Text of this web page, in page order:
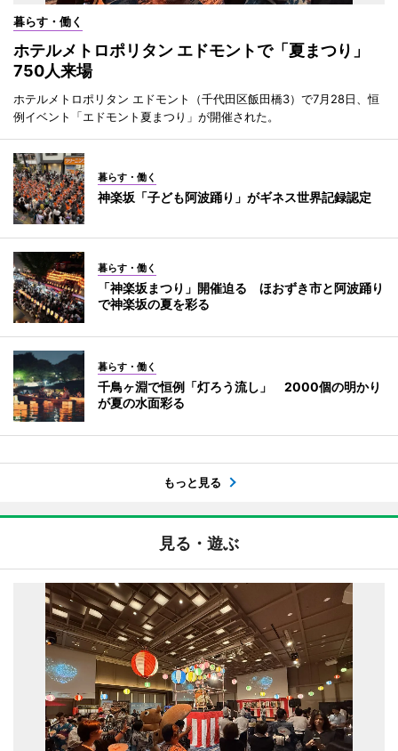
暮らす・働く
ホテルメトロポリタン エドモントで「夏まつり」
750人来場
ホテルメトロポリタン エドモント（千代田区飯田橋3）で7月28日、恒
例イベント「エドモント夏まつり」が開催された。
暮らす・働く
神楽坂「子ども阿波踊り」がギネス世界記録認定
暮らす・働く
「神楽坂まつり」開催迫る ほおずき市と阿波踊り
で神楽坂の夏を彩る
暮らす・働く
千鳥ヶ淵で恒例「灯ろう流し」 2000個の明かり
が夏の水面彩る
もっと見る
見る・遊ぶ